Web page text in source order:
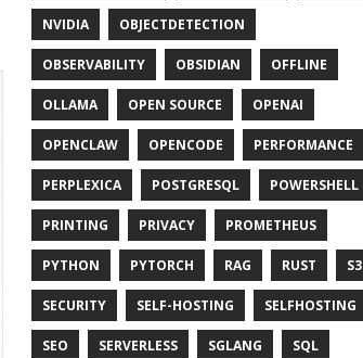
NVIDIA OBJECTDETECTION
OBSERVABILITY OBSIDIAN OFFLINE
OLLAMA OPEN SOURCE OPENAI
OPENCLAW OPENCODE PERFORMANCE
PERPLEXICA POSTGRESQL POWERSHELL
PRINTING PRIVACY PROMETHEUS
PYTHON PYTORCH RAG RUST S3
SECURITY SELF-HOSTING SELFHOSTING
SEO SERVERLESS SGLANG SQL